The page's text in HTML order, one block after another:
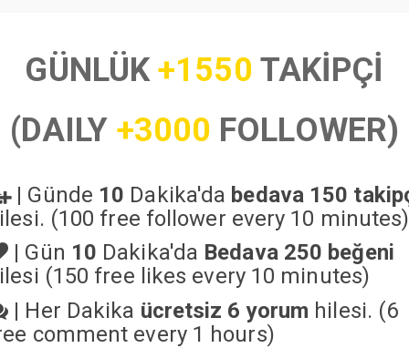
GÜNLÜK+1550 TAKİPÇİ
(DAILY +3000 FOLLOWER)
| Günde 10 Dakika'da bedava 150
(100 free follower every 10 minutes)
| Gün 10 Dakika'da Bedava 250 beğeni
(150 free likes every 10 minutes)
| Her Dakika ücretsiz 6 yorum hilesi. (6
comment every 1 hours)